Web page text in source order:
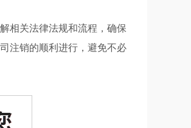
相关法律法规和流程，确保
注销的顺利进行，避免不必